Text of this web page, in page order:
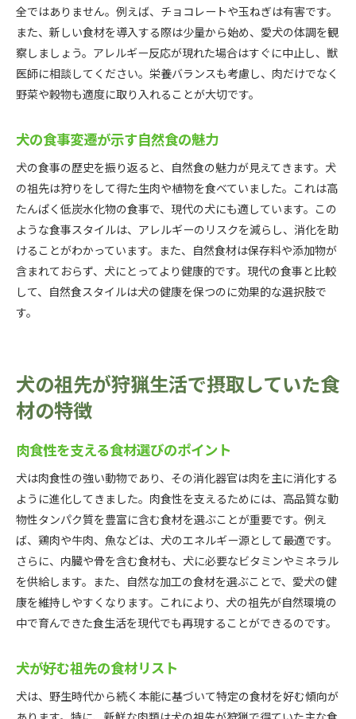
全ではありません。例えば、チョコレートや玉ねぎは有害です。
また、新しい食材を導入する際は少量から始め、愛犬の体調を観
察しましょう。アレルギー反応が現れた場合はすぐに中止し、獣
医師に相談してください。栄養バランスも考慮し、肉だけでなく
野菜や穀物も適度に取り入れることが大切です。
犬の食事変遷が示す自然食の魅力
犬の食事の歴史を振り返ると、自然食の魅力が見えてきます。犬
の祖先は狩りをして得た生肉や植物を食べていました。これは高
たんぱく低炭水化物の食事で、現代の犬にも適しています。この
ような食事スタイルは、アレルギーのリスクを減らし、消化を助
けることがわかっています。また、自然食材は保存料や添加物が
含まれておらず、犬にとってより健康的です。現代の食事と比較
して、自然食スタイルは犬の健康を保つのに効果的な選択肢で
す。
犬の祖先が狩猟生活で摂取していた食
材の特徴
肉食性を支える食材選びのポイント
犬は肉食性の強い動物であり、その消化器官は肉を主に消化する
ように進化してきました。肉食性を支えるためには、高品質な動
物性タンパク質を豊富に含む食材を選ぶことが重要です。例え
ば、鶏肉や牛肉、魚などは、犬のエネルギー源として最適です。
さらに、内臓や骨を含む食材も、犬に必要なビタミンやミネラル
を供給します。また、自然な加工の食材を選ぶことで、愛犬の健
康を維持しやすくなります。これにより、犬の祖先が自然環境の
中で育んできた食生活を現代でも再現することができるのです。
犬が好む祖先の食材リスト
犬は、野生時代から続く本能に基づいて特定の食材を好む傾向が